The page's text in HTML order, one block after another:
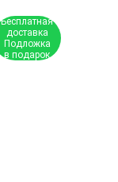
Бесплатная
доставка
Подложка
в подарок